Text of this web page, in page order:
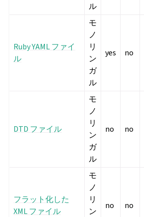
ル
Ruby YAML ファイ
ル
モ
ノ
リ
ン
ガ
ル
yes no
DTD ファイル
モ
ノ
リ
ン
ガ
ル
no no
フラット化した
XML ファイル
モ
ノ
リ
ン
no no